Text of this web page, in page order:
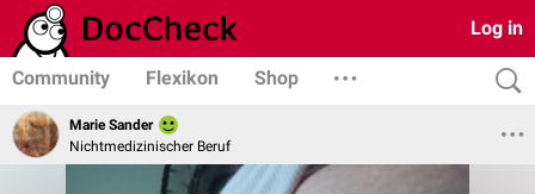
Log in
Community Flexikon Shop
Marie Sander
Nichtmedizinischer Beruf